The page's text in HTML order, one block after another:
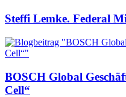
Steffi Lemke. Federal
BOSCH Global
Cell“